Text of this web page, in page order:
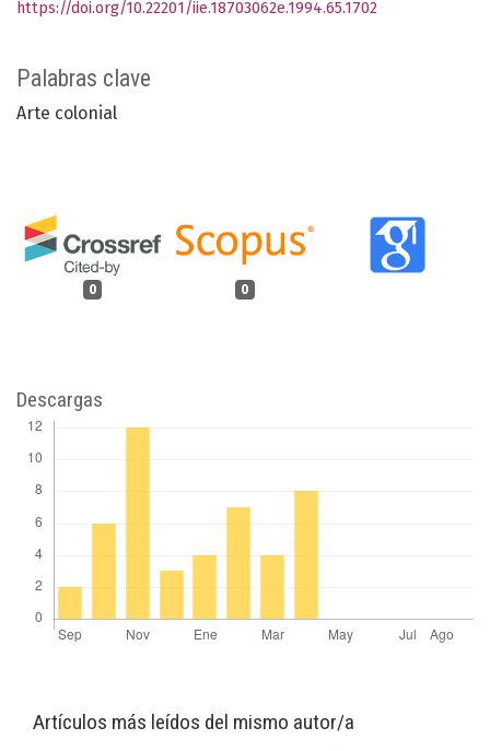
Palabras clave
Arte colonial
0 0
https://doi.org/10.22201/iie.18703062e.1994.65.1702
Descargas
Artículos más leídos del mismo autor/a